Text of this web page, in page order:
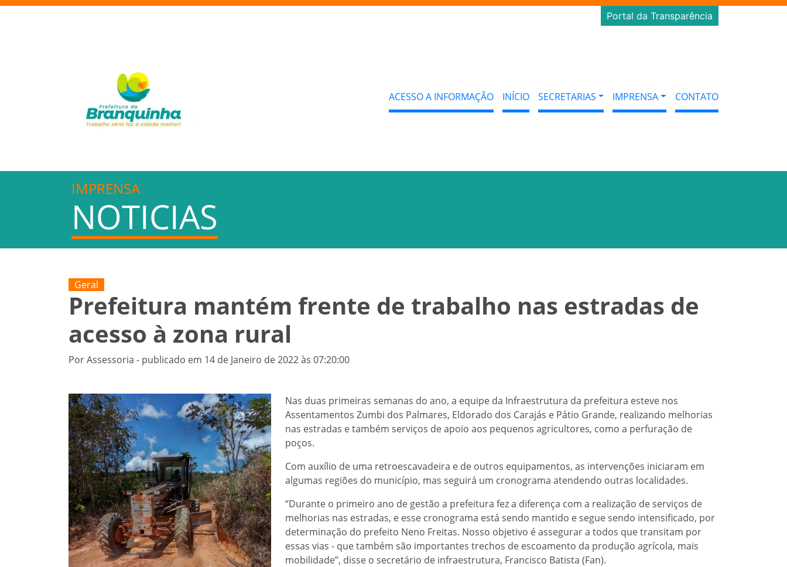
Portal da Transparência
ACESSO A INFORMAÇÃO INÍCIO SECRETARIAS IMPRENSA CONTATO
IMPRENSA
NOTICIAS
Geral
Prefeitura mantém frente de trabalho nas estradas de
acesso à zona rural
Por Assessoria - publicado em 14 de Janeiro de 2022 às 07:20:00
Nas duas primeiras semanas do ano, a equipe da Infraestrutura da prefeitura esteve nos
Assentamentos Zumbi dos Palmares, Eldorado dos Carajás e Pátio Grande, realizando melhorias
nas estradas e também serviços de apoio aos pequenos agricultores, como a perfuração de
poços.
Com auxílio de uma retroescavadeira e de outros equipamentos, as intervenções iniciaram em
algumas regiões do município, mas seguirá um cronograma atendendo outras localidades.
“Durante o primeiro ano de gestão a prefeitura fez a diferença com a realização de serviços de
melhorias nas estradas, e esse cronograma está sendo mantido e segue sendo intensificado, por
determinação do prefeito Neno Freitas. Nosso objetivo é assegurar a todos que transitam por
essas vias - que também são importantes trechos de escoamento da produção agrícola, mais
mobilidade”, disse o secretário de infraestrutura, Francisco Batista (Fan).